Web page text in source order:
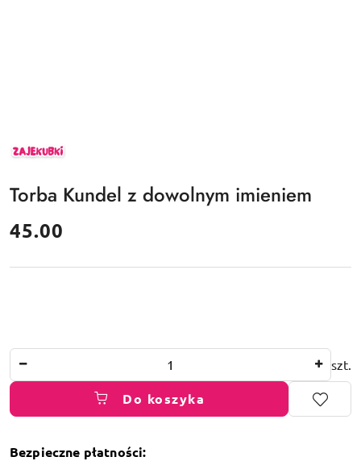
ZAJEKUBKI
Torba Kundel z dowolnym imieniem
cena:
45.00
szt.
Do koszyka
Bezpieczne płatności: